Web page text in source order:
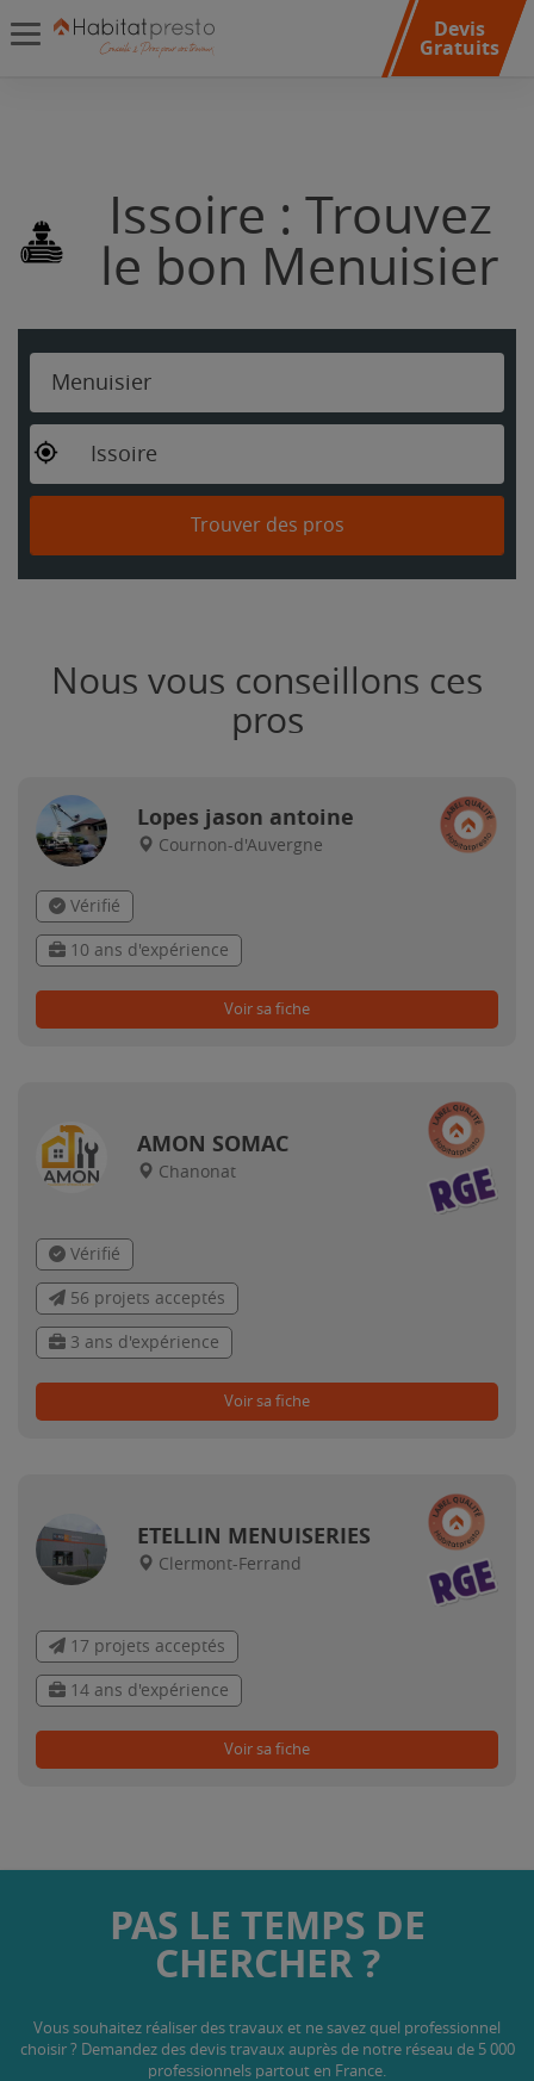
Devis
Gratuits
Issoire : Trouvez
le bon Menuisier
Menuisier
Issoire
Trouver des pros
Nous vous conseillons ces
pros
Lopes jason antoine
Cournon-d'Auvergne
Vérifié
10 ans d'expérience
Voir sa fiche
AMON SOMAC
Chanonat
Vérifié
56 projets acceptés
3 ans d'expérience
Voir sa fiche
ETELLIN MENUISERIES
Clermont-Ferrand
17 projets acceptés
14 ans d'expérience
Voir sa fiche
PAS LE TEMPS DE
CHERCHER ?
Vous souhaitez réaliser des travaux et ne savez quel professionnel
choisir ? Demandez des devis travaux auprès de notre réseau de 5 000
professionnels partout en France.